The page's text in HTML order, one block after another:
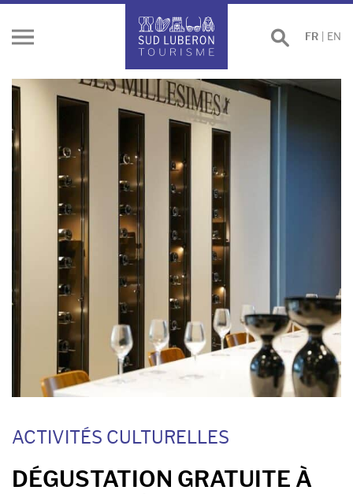
Ouvrir
Effectuer
une
FR EN
ACTIVITÉS CULTURELLES
DÉGUSTATION GRATUITE À